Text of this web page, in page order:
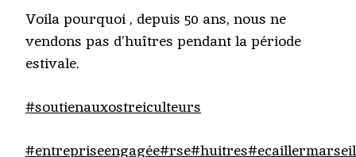
Voila pourquoi , depuis 50 ans, nous ne
vendons pas d’huîtres pendant la période
estivale.
#soutienauxostreiculteurs
#entrepriseengagée#rse#huitres